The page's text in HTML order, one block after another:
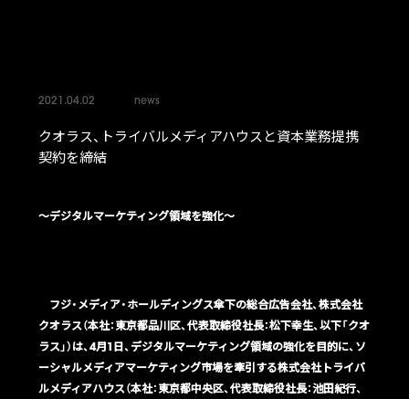
2021.04.02 news
クオラス、トライバルメディアハウスと資本業務提携
契約を締結
〜デジタルマーケティング領域を強化〜
フジ・メディア・ホールディングス傘下の総合広告会社、株式会社
クオラス（本社：東京都品川区、代表取締役社長：松下幸生、以下「クオ
ラス」）は、4月1日、デジタルマーケティング領域の強化を目的に、ソ
ーシャルメディアマーケティング市場を牽引する株式会社トライバ
ルメディアハウス（本社：東京都中央区、代表取締役社長：池田紀行、